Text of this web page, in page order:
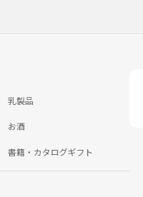
乳製品
お酒
書籍・カタログギフト